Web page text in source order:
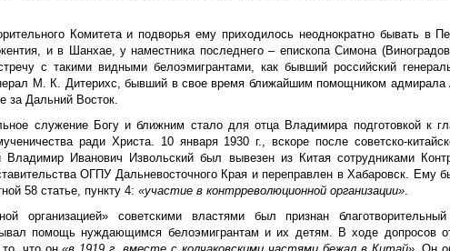
Комитета и подворья ему приходилось неоднократно бывать в
и в Шанхае, у наместника последнего – епископа Симона
с такими видными белоэмигрантами, как бывший российский
М. К. Дитерихс, бывший в свое время ближайшим помощником
за Дальний Восток.
служение Богу и ближним стало для отца Владимира подготовкой к
ради Христа. 10 января 1930 г., вскоре после советско-
Иванович Извольский был вывезен из Китая сотрудниками
ОГПУ Дальневосточного Края и переправлен в Хабаровск. Ему
58 статье, пункту 4: «участие в контрреволюционной организации».
организацией» советскими властями был признан
помощь нуждающимся белоэмигрантам и их детям. В ходе допросов